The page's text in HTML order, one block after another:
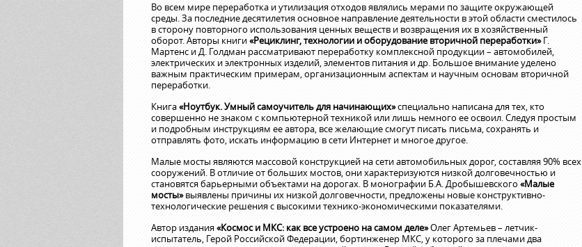
Во всем мире переработка и утилизация отходов являлись мерами по защите окружающей
среды. За последние десятилетия основное направление деятельности в этой области сместилось
в сторону повторного использования ценных веществ и возвращения их в хозяйственный
оборот. Авторы книги«Рециклинг, технологии и оборудование вторичной переработки»Г.
Мартенс и Д. Голдман рассматривают переработку комплексной продукции – автомобилей,
электрических и электронных изделий, элементов питания и др. Большое внимание уделено
важным практическим примерам, организационным аспектам и научным основам вторичной
переработки.
Книга«Ноутбук. Умный самоучитель для начинающих»специально написана для тех, кто
совершенно не знаком с компьютерной техникой или лишь немного ее освоил. Следуя простым
и подробным инструкциям ее автора, все желающие смогут писать письма, сохранять и
отправлять фото, искать информацию в сети Интернет и многое другое.
Малые мосты являются массовой конструкцией на сети автомобильных дорог, составляя 90% всех
сооружений. В отличие от больших мостов, они характеризуются низкой долговечностью и
становятся барьерными объектами на дорогах. В монографии Б.А. Дробышевского«Малые
мосты»выявлены причины их низкой долговечности, предложены новые конструктивно-
технологические решения с высокими технико-экономическими показателями.
Автор издания«Космос и МКС: как все устроено на самом деле»Олег Артемьев – летчик-
испытатель, Герой Российской Федерации, бортинженер МКС, у которого за плечами два